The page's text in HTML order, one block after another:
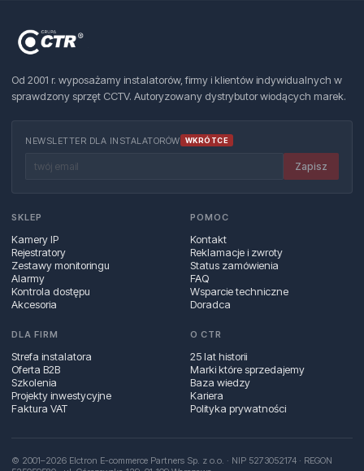
Od 2001 r. wyposażamy instalatorów, firmy i klientów indywidualnych w
sprawdzony sprzęt CCTV. Autoryzowany dystrybutor wiodących marek.
NEWSLETTER DLA INSTALATORÓW WKRÓTCE
Zapisz
SKLEP
Kamery IP
Rejestratory
Zestawy monitoringu
Alarmy
Kontrola dostępu
Akcesoria
POMOC
Kontakt
Reklamacje i zwroty
Status zamówienia
FAQ
Wsparcie techniczne
Doradca
DLA FIRM
Strefa instalatora
Oferta B2B
Szkolenia
Projekty inwestycyjne
Faktura VAT
O CTR
25 lat historii
Marki które sprzedajemy
Baza wiedzy
Kariera
Polityka prywatności
© 2001–2026 Elctron E-commerce Partners Sp. z o.o. · NIP 5273052174 · REGON